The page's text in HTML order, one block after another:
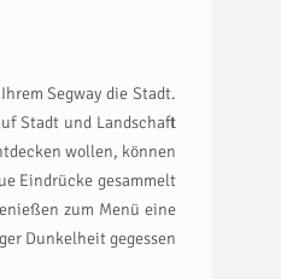
Segway die Stadt.
Stadt und Landschaft
wollen, können
Eindrücke gesammelt
zum Menü eine
Dunkelheit gegessen